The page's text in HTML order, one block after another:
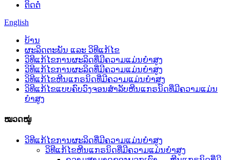
ຕິດຕໍ່
English
ບ້ານ
ຜະລິດຕະພັນ ແລະ ວິທີແກ້ໄຂ
ວິທີແກ້ໄຂການຜະລິດທີ່ມີຄວາມແມ່ນຍໍາສູງ
ວິທີແກ້ໄຂການຜະລິດທີ່ມີຄວາມແມ່ນຍໍາສູງ
ວິທີແກ້ໄຂຫີນແກຣນິດທີ່ມີຄວາມແມ່ນຍຳສູງ
ວິທີແກ້ໄຂແບບຄົບວົງຈອນສຳລັບຫີນແກຣນິດທີ່ມີຄວາມແມ່ນ
ຍໍາສູງ
ໝວດໝູ່
ວິທີແກ້ໄຂການຜະລິດທີ່ມີຄວາມແມ່ນຍໍາສູງ
ວິທີແກ້ໄຂຫີນແກຣນິດທີ່ມີຄວາມແມ່ນຍຳສູງ